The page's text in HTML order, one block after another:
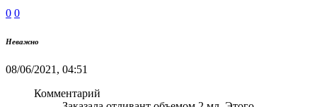
0 0
Неважно
08/06/2021, 04:51
Комментарий